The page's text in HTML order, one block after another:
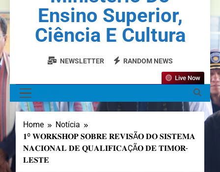
Ensino Superior,
Ciência E Cultura
NEWSLETTER RANDOM NEWS
Live Now
Home
Notícia
𝟏º 𝐖𝐎𝐑𝐊𝐒𝐇𝐎𝐏 𝐒𝐎𝐁𝐑𝐄 𝐑𝐄𝐕𝐈𝐒Ã𝐎 𝐃𝐎 𝐒𝐈𝐒𝐓𝐄𝐌𝐀
𝐍𝐀𝐂𝐈𝐎𝐍𝐀𝐋 𝐃𝐄 𝐐𝐔𝐀𝐋𝐈𝐅𝐈𝐂𝐀ÇÃ𝐎 𝐃𝐄 𝐓𝐈𝐌𝐎𝐑-
𝐋𝐄𝐒𝐓𝐄